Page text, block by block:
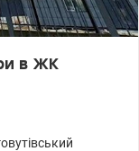
в ЖК